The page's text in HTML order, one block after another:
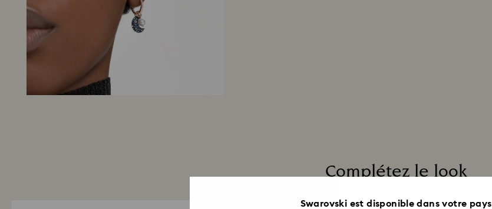
Complétez le look
Swarovski est disponible dans votre pays